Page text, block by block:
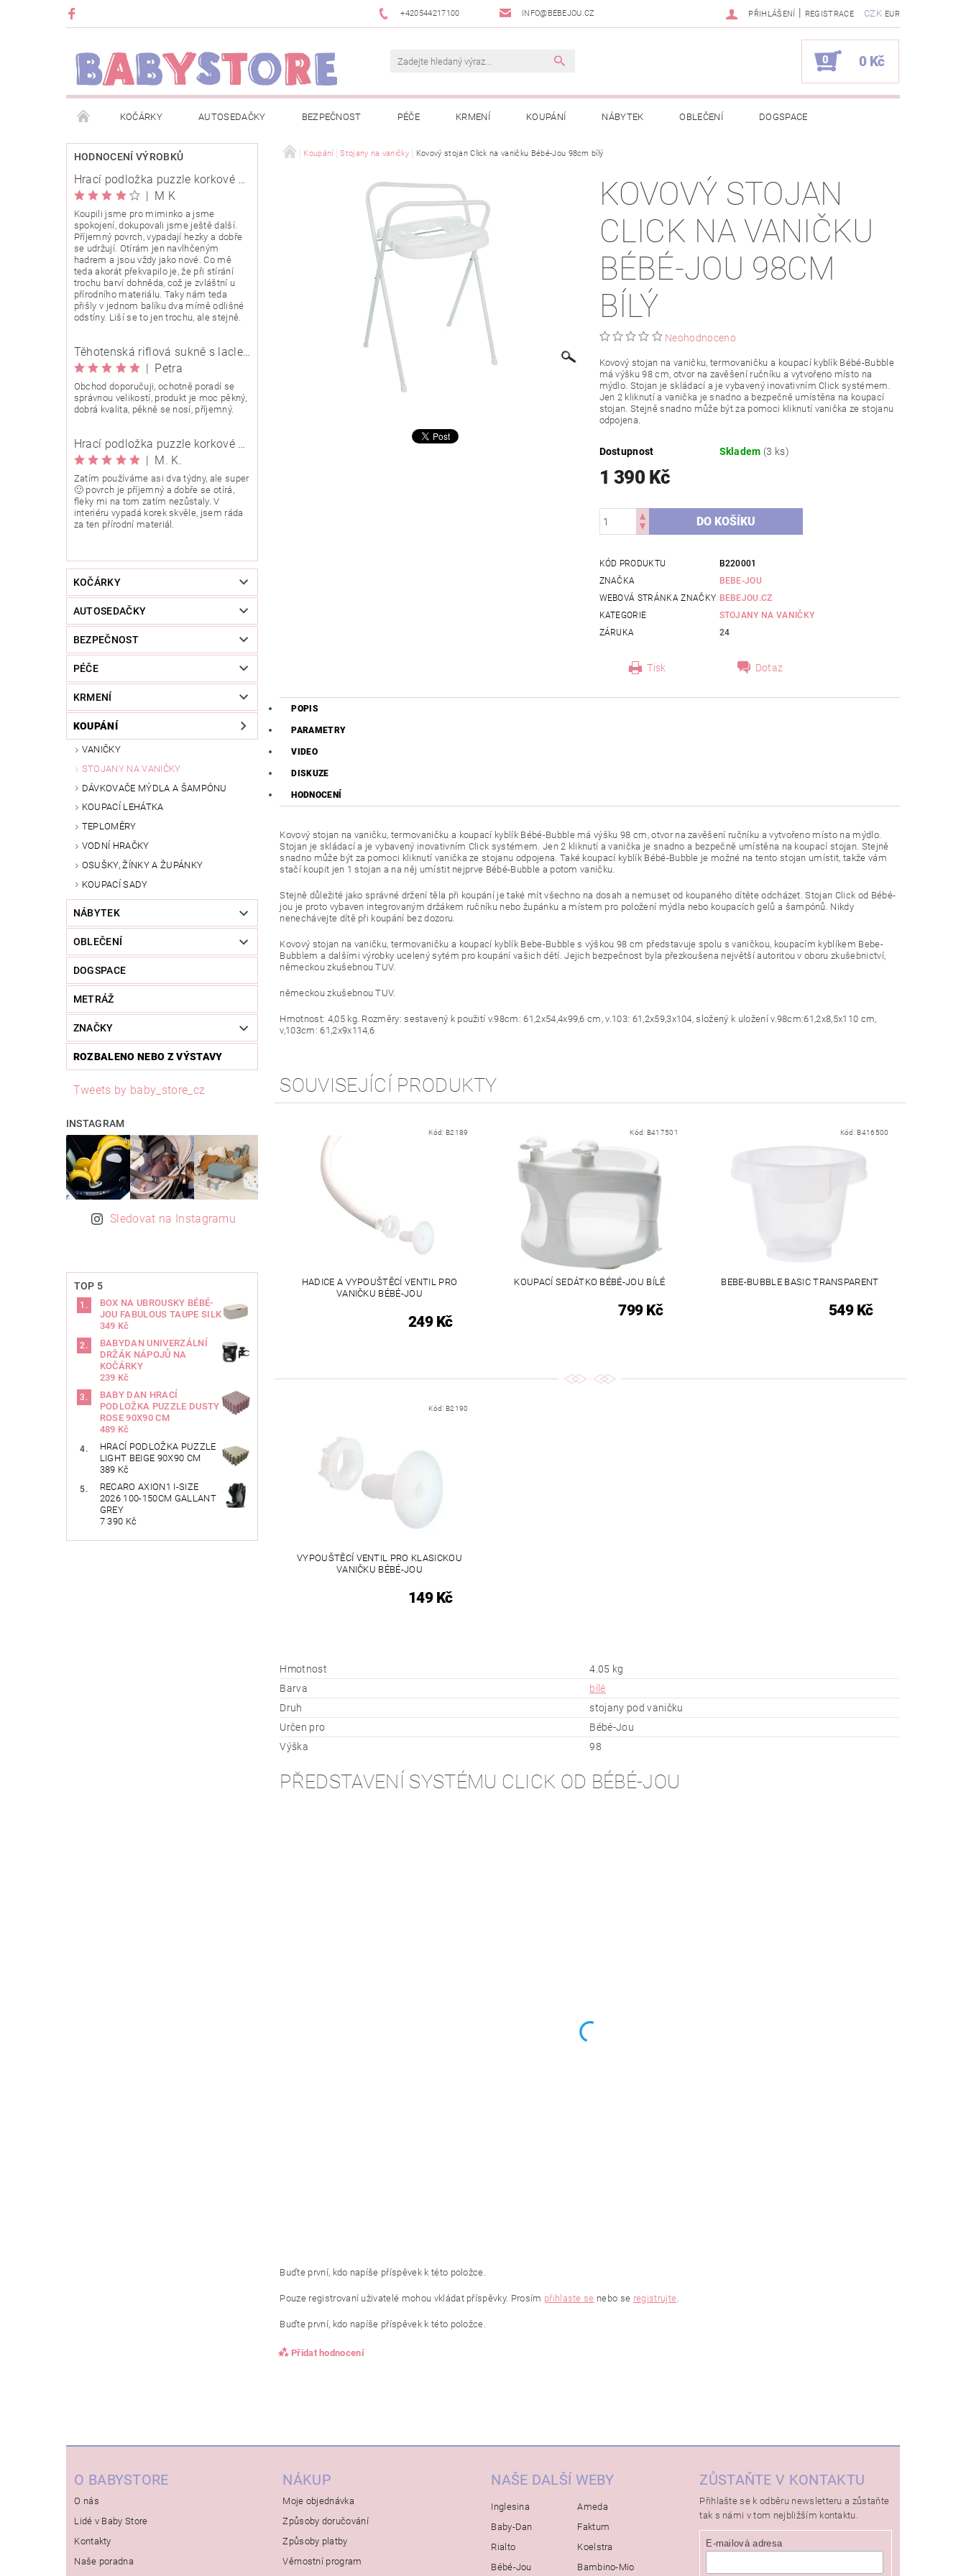
+420544217100 INFO@BEBEJOU.CZ CZK EUR
PŘIHLÁŠENÍ | REGISTRACE
0 0 Kč
KOČÁRKY AUTOSEDAČKY BEZPEČNOST PÉČE KRMENÍ KOUPÁNÍ NÁBYTEK OBLEČENÍ DOGSPACE
METRÁŽ ZNAČKY ROZBALENO NEBO Z VÝSTAVY JAK SPRÁVNĚ ÚRČIT VELIKOST JAK KOUPIT KOLEKCI Z BÉBÉ-JOU
OBCHODNÍ PODMÍNKY INFORMACE O EVIDENCI TRŽEB EET INFORMACE O ZPRACOVÁNÍ OSOBNÍCH ÚDAJŮ NAPIŠTE NÁM KONTAKTY
O NÁS KARIERA KLUB BABYSTORE NEWSLETTERY ODSTOUPENÍ OD SMLOUVY MOJE OBJEDNÁVKA
HODNOCENÍ VÝROBKŮ
Hrací podložka puzzle korkové 120x120cm
| M K
Koupili jsme pro miminko a jsme
spokojení, dokupovali jsme ještě další.
Příjemný povrch, vypadají hezky a dobře
se udržují. Otírám jen navlhčeným
hadrem a jsou vždy jako nové. Co mě
teda akorát překvapilo je, že při stírání
trochu barví dohněda, což je zvláštní u
přírodního materiálu. Taky nám teda
přišly v jednom balíku dva mírně odlišné
odstíny. Liší se to jen trochu, ale stejně.
Těhotenská riflová sukně s laclem Rialto Wingles 01753
| Petra
Obchod doporučuji, ochotně poradí se
správnou velikostí, produkt je moc pěkný,
dobrá kvalita, pěkně se nosí, příjemný.
Hrací podložka puzzle korkové 90x90 cm
| M. K.
Zatím používáme asi dva týdny, ale super
🙂 povrch je příjemný a dobře se otírá,
fleky mi na tom zatím nezůstaly. V
interiéru vypadá korek skvěle, jsem ráda
za ten přírodní materiál.
KOČÁRKY
AUTOSEDAČKY
BEZPEČNOST
PÉČE
KRMENÍ
KOUPÁNÍ
VANIČKY
STOJANY NA VANIČKY
DÁVKOVAČE MÝDLA A ŠAMPÓNU
KOUPACÍ LEHÁTKA
TEPLOMĚRY
VODNÍ HRAČKY
OSUŠKY, ŽÍNKY A ŽUPÁNKY
KOUPACÍ SADY
NÁBYTEK
OBLEČENÍ
DOGSPACE
METRÁŽ
ZNAČKY
ROZBALENO NEBO Z VÝSTAVY
Tweets by baby_store_cz
INSTAGRAM
Sledovat na Instagramu
TOP 5
BOX NA UBROUSKY BÉBÉ-
JOU FABULOUS TAUPE SILK
349 Kč
BABYDAN UNIVERZÁLNÍ
DRŽÁK NÁPOJŮ NA
KOČÁRKY
239 Kč
BABY DAN HRACÍ
PODLOŽKA PUZZLE DUSTY
ROSE 90X90 CM
489 Kč
HRACÍ PODLOŽKA PUZZLE
LIGHT BEIGE 90X90 CM
389 Kč
RECARO AXION1 I-SIZE
2026 100-150CM GALLANT
GREY
7 390 Kč
Koupání Stojany na vaničky Kovový stojan Click na vaničku Bébé-Jou 98cm bílý
KOVOVÝ STOJAN
CLICK NA VANIČKU
BÉBÉ-JOU 98CM
BÍLÝ
Neohodnoceno
Kovový stojan na vaničku, termovaničku a koupací kyblík Bébé-Bubble
má výšku 98 cm, otvor na zavěšení ručníku a vytvořeno místo na
mýdlo. Stojan je skládací a je vybavený inovativním Click systémem.
Jen 2 kliknutí a vanička je snadno a bezpečně umístěna na koupací
stojan. Stejně snadno může být za pomoci kliknutí vanička ze stojanu
odpojena.
Dostupnost Skladem (3 ks)
1 390 Kč
KÓD PRODUKTU
B220001
ZNAČKA
BEBE-JOU
WEBOVÁ STRÁNKA ZNAČKY BEBEJOU.CZ
KATEGORIE
STOJANY NA VANIČKY
ZÁRUKA
24
Tisk Dotaz
POPIS
PARAMETRY
VIDEO
DISKUZE
HODNOCENÍ
Kovový stojan na vaničku, termovaničku a koupací kyblík Bébé-Bubble má výšku 98 cm, otvor na zavěšení ručníku a vytvořeno místo na mýdlo.
Stojan je skládací a je vybavený inovativním Click systémem. Jen 2 kliknutí a vanička je snadno a bezpečně umístěna na koupací stojan. Stejně
snadno může být za pomoci kliknutí vanička ze stojanu odpojena. Také koupací kyblík Bébé-Bubble je možné na tento stojan umístit, takže vám
stačí koupit jen 1 stojan a na něj umístit nejprve Bébé-Bubble a potom vaničku.
Stejně důležité jako správné držení těla při koupání je také mít všechno na dosah a nemuset od koupaného dítěte odcházet. Stojan Click od Bébé-
jou je proto vybaven integrovaným držákem ručníku nebo župánku a místem pro položení mýdla nebo koupacích gelů a šampónů. Nikdy
nenechávejte dítě při koupání bez dozoru.
Kovový stojan na vaničku, termovaničku a koupací kyblík Bebe-Bubble s výškou 98 cm představuje spolu s vaničkou, koupacím kyblíkem Bebe-
Bubblem a dalšími výrobky ucelený sytém pro koupání vašich dětí. Jejich bezpečnost byla přezkoušena největší autoritou v oboru zkušebnictví,
německou zkušebnou TUV.
německou zkušebnou TUV.
Hmotnost: 4,05 kg. Rozměry: sestavený k použití v.98cm: 61,2x54,4x99,6 cm, v.103: 61,2x59,3x104, složený k uložení v.98cm:61,2x8,5x110 cm,
v,103cm: 61,2x9x114,6
SOUVISEJÍCÍ PRODUKTY
Kód: B2189
HADICE A VYPOUŠTĚCÍ VENTIL PRO
VANIČKU BÉBÉ-JOU
249 Kč
Kód: B417501
KOUPACÍ SEDÁTKO BÉBÉ-JOU BÍLÉ
799 Kč
Kód: B416500
BEBE-BUBBLE BASIC TRANSPARENT
549 Kč
Kód: B2190
VYPOUŠTĚCÍ VENTIL PRO KLASICKOU
VANIČKU BÉBÉ-JOU
149 Kč
Hmotnost
4.05 kg
Barva
bílé
Druh
stojany pod vaničku
Určen pro
Bébé-Jou
Výška
98
PŘEDSTAVENÍ SYSTÉMU CLICK OD BÉBÉ-JOU
Buďte první, kdo napíše příspěvek k této položce.
Pouze registrovaní uživatelé mohou vkládat příspěvky. Prosím přihlaste se nebo se registrujte
Buďte první, kdo napíše příspěvek k této položce.
Přidat hodnocení
O BABYSTORE
O nás
Lidé v Baby Store
Kontakty
Naše poradna
NÁKUP
Moje objednávka
Způsoby doručování
Způsoby platby
Věrnostní program
NAŠE DALŠÍ WEBY
Inglesina
Baby-Dan
Rialto
Bébé-Jou
Ameda
Faktum
Koelstra
Bambino-Mio
ZŮSTAŇTE V KONTAKTU
Přihlašte se k odběru newsletteru a zůstaňte
tak s námi v tom nejbližším kontaktu.
E-mailová adresa